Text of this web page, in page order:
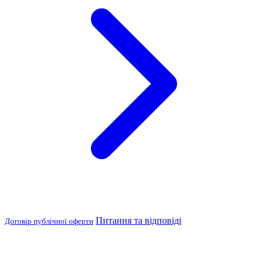
Договір публічної оферти Питання та відповіді